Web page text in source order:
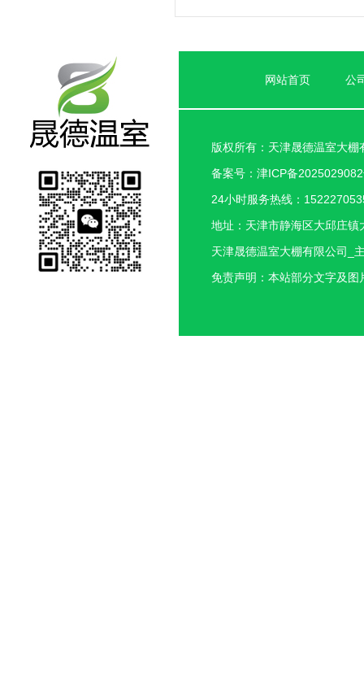
网站首页 公
版权所有：天津晟德温室大棚
备案号： 津ICP备
24小时服务热线：
地址：天津市静海区大邱庄镇
天津晟德温室大棚有限公司_
免责声明：本站部分文字及